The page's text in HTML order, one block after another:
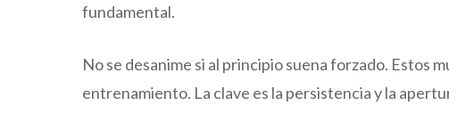
fundamental.
No se desanime si al principio suena forzado. Estos
entrenamiento. La clave es la persistencia y la